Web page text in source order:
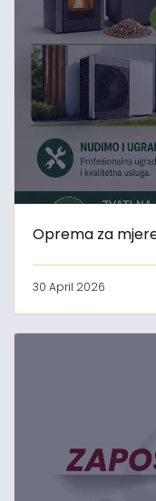
Oprema za
30 April 2026